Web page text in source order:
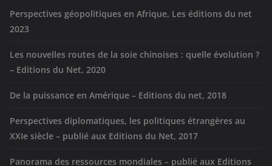
Perspectives géopolitiques en Afrique, Les éditions du net
2023
Les nouvelles routes de la soie chinoises : quelle évolution ?
– Editions du Net, 2020
De la puissance en Amérique – Editions du net, 2018
Perspectives diplomatiques, les politiques étrangères au
XXIe siècle – publié aux Editions du Net, 2017
Panorama des ressources mondiales – publié aux Editions